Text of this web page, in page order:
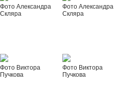
Фото Александра
Скляра
Фото Александра
Скляра
Фото Виктора
Пучкова
Фото Виктора
Пучкова